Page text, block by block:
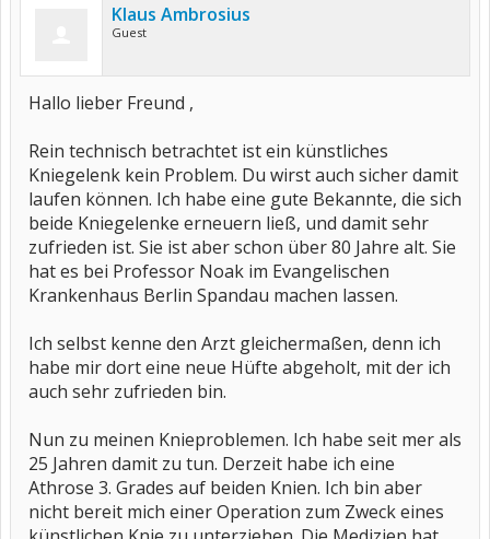
Klaus Ambrosius
Guest
Hallo lieber Freund ,
Rein technisch betrachtet ist ein künstliches
Kniegelenk kein Problem. Du wirst auch sicher damit
laufen können. Ich habe eine gute Bekannte, die sich
beide Kniegelenke erneuern ließ, und damit sehr
zufrieden ist. Sie ist aber schon über 80 Jahre alt. Sie
hat es bei Professor Noak im Evangelischen
Krankenhaus Berlin Spandau machen lassen.
Ich selbst kenne den Arzt gleichermaßen, denn ich
habe mir dort eine neue Hüfte abgeholt, mit der ich
auch sehr zufrieden bin.
Nun zu meinen Knieproblemen. Ich habe seit mer als
25 Jahren damit zu tun. Derzeit habe ich eine
Athrose 3. Grades auf beiden Knien. Ich bin aber
nicht bereit mich einer Operation zum Zweck eines